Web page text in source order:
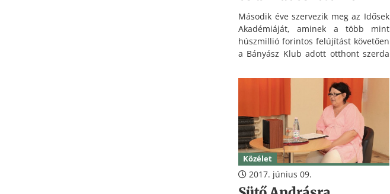
Második éve szervezik meg az Idősek
Akadémiáját, aminek a több mint
húszmillió forintos felújítást követően
a Bányász Klub adott otthont szerda
Közélet
2017. június 09.